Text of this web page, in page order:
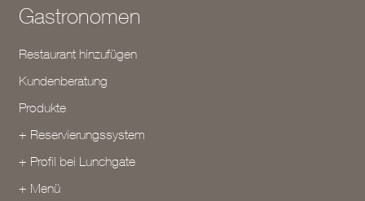
Gastronomen
Restaurant hinzufügen
Kundenberatung
Produkte
+ Reservierungssystem
+ Profil bei Lunchgate
+ Menü